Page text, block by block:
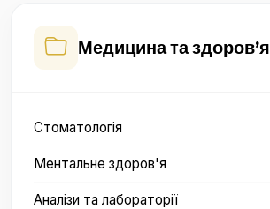
Медицина та здоров’я
Стоматологія
Ментальне здоров'я
Аналізи та лабораторії